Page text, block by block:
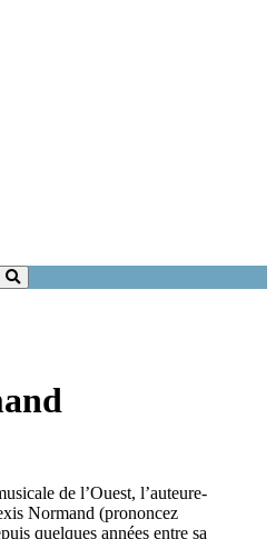
de l’Ouest, l’auteure-
Normand (prononcez
quelques années entre sa